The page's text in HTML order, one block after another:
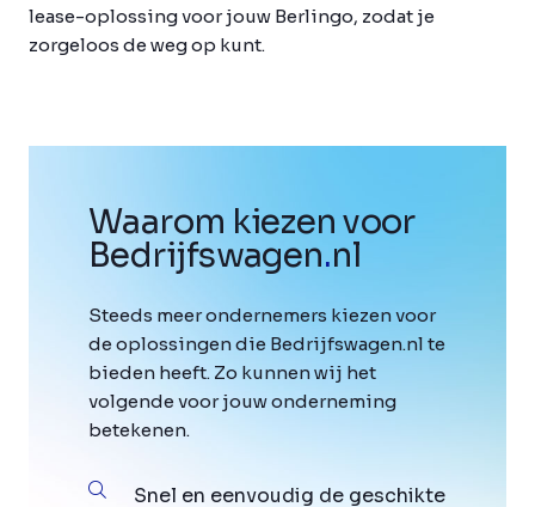
lease-oplossing voor jouw Berlingo, zodat je
zorgeloos de weg op kunt.
Waarom kiezen voor
Bedrijfswagen.nl
Steeds meer ondernemers kiezen voor
de oplossingen die Bedrijfswagen.nl te
bieden heeft. Zo kunnen wij het
volgende voor jouw onderneming
betekenen.
Snel en eenvoudig de geschikte